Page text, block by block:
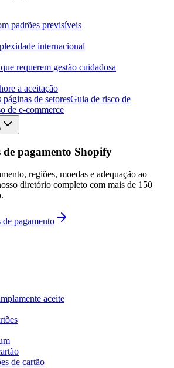
padrões previsíveis
internacional
requerem gestão cuidadosa
a aceitação
páginas de setoresGuia de risco de
de e-commerce
de pagamento Shopify
regiões, moedas e adequação ao
diretório completo com mais de 150
de pagamento
aceite
de cartão